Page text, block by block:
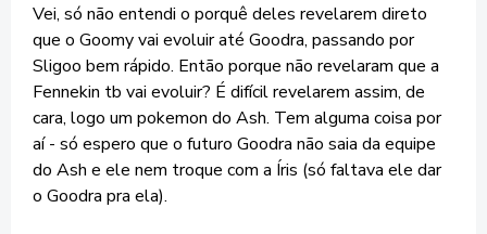
Vei, só não entendi o porquê deles revelarem direto
que o Goomy vai evoluir até Goodra, passando por
Sligoo bem rápido. Então porque não revelaram que a
Fennekin tb vai evoluir? É difícil revelarem assim, de
cara, logo um pokemon do Ash. Tem alguma coisa por
aí - só espero que o futuro Goodra não saia da equipe
do Ash e ele nem troque com a Íris (só faltava ele dar
o Goodra pra ela).